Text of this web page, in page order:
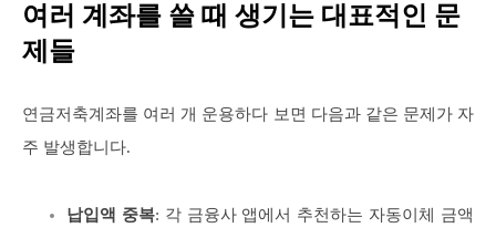
여러 계좌를 쓸 때 생기는 대표적인 문
제들
연금저축계좌를 여러 개 운용하다 보면 다음과 같은 문제가 자
주 발생합니다.
납입액 중복: 각 금융사 앱에서 추천하는 자동이체 금액